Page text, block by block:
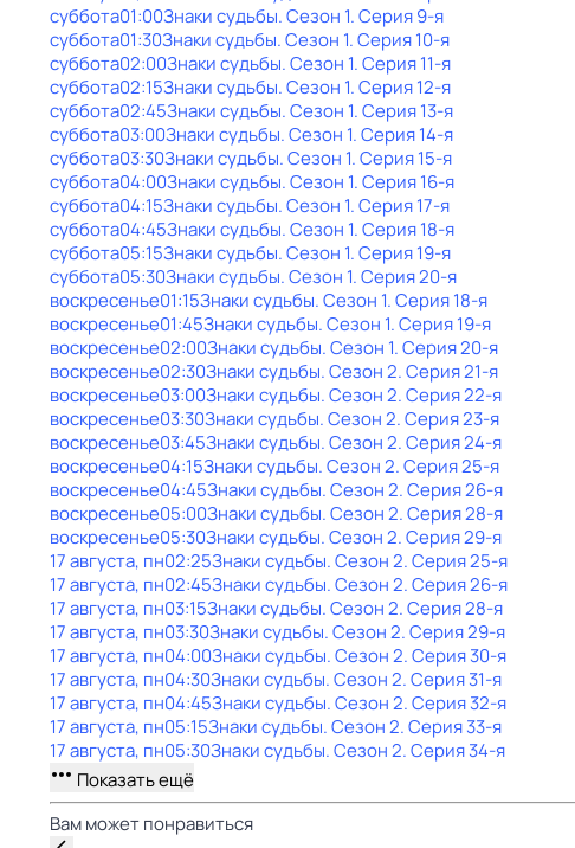
суббота01:00Знаки cyдьбы. Сезон 1. Серия 9-я
суббота01:30Знаки cyдьбы. Сезон 1. Серия 10-я
суббота02:00Знаки cyдьбы. Сезон 1. Серия 11-я
суббота02:15Знаки cyдьбы. Сезон 1. Серия 12-я
суббота02:45Знаки cyдьбы. Сезон 1. Серия 13-я
суббота03:00Знаки cyдьбы. Сезон 1. Серия 14-я
суббота03:30Знаки cyдьбы. Сезон 1. Серия 15-я
суббота04:00Знаки cyдьбы. Сезон 1. Серия 16-я
суббота04:15Знаки cyдьбы. Сезон 1. Серия 17-я
суббота04:45Знаки cyдьбы. Сезон 1. Серия 18-я
суббота05:15Знаки cyдьбы. Сезон 1. Серия 19-я
суббота05:30Знаки cyдьбы. Сезон 1. Серия 20-я
воскресенье01:15Знаки cyдьбы. Сезон 1. Серия 18-я
воскресенье01:45Знаки cyдьбы. Сезон 1. Серия 19-я
воскресенье02:00Знаки cyдьбы. Сезон 1. Серия 20-я
воскресенье02:30Знаки cyдьбы. Сезон 2. Серия 21-я
воскресенье03:00Знаки cyдьбы. Сезон 2. Серия 22-я
воскресенье03:30Знаки cyдьбы. Сезон 2. Серия 23-я
воскресенье03:45Знаки cyдьбы. Сезон 2. Серия 24-я
воскресенье04:15Знаки cyдьбы. Сезон 2. Серия 25-я
воскресенье04:45Знаки cyдьбы. Сезон 2. Серия 26-я
воскресенье05:00Знаки cyдьбы. Сезон 2. Серия 28-я
воскресенье05:30Знаки cyдьбы. Сезон 2. Серия 29-я
17 августа, пн02:25Знаки cyдьбы. Сезон 2. Серия 25-я
17 августа, пн02:45Знаки cyдьбы. Сезон 2. Серия 26-я
17 августа, пн03:15Знаки cyдьбы. Сезон 2. Серия 28-я
17 августа, пн03:30Знаки cyдьбы. Сезон 2. Серия 29-я
17 августа, пн04:00Знаки cyдьбы. Сезон 2. Серия 30-я
17 августа, пн04:30Знаки cyдьбы. Сезон 2. Серия 31-я
17 августа, пн04:45Знаки cyдьбы. Сезон 2. Серия 32-я
17 августа, пн05:15Знаки cyдьбы. Сезон 2. Серия 33-я
17 августа, пн05:30Знаки cyдьбы. Сезон 2. Серия 34-я
Показать ещё
Вам может понравиться